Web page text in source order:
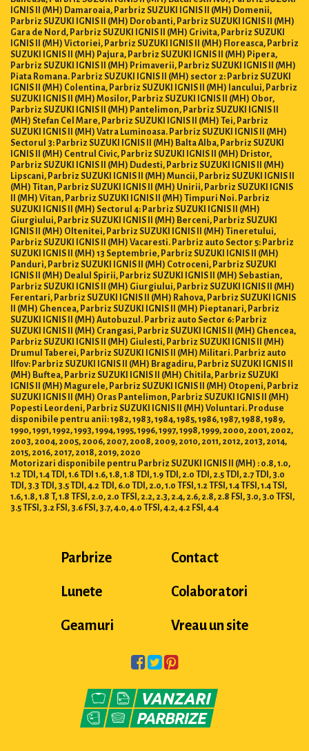
IGNIS II (MH) Damaroaia, Parbriz SUZUKI IGNIS II (MH) Domenii,
Parbriz SUZUKI IGNIS II (MH) Dorobanti, Parbriz SUZUKI IGNIS II (MH)
Gara de Nord, Parbriz SUZUKI IGNIS II (MH) Grivita, Parbriz SUZUKI
IGNIS II (MH) Victoriei, Parbriz SUZUKI IGNIS II (MH) Floreasca, Parbriz
SUZUKI IGNIS II (MH) Pajura, Parbriz SUZUKI IGNIS II (MH) Pipera,
Parbriz SUZUKI IGNIS II (MH) Primaverii, Parbriz SUZUKI IGNIS II (MH)
Piata Romana. Parbriz SUZUKI IGNIS II (MH) sector 2: Parbriz SUZUKI
IGNIS II (MH) Colentina, Parbriz SUZUKI IGNIS II (MH) Iancului, Parbriz
SUZUKI IGNIS II (MH) Mosilor, Parbriz SUZUKI IGNIS II (MH) Obor,
Parbriz SUZUKI IGNIS II (MH) Pantelimon, Parbriz SUZUKI IGNIS II
(MH) Stefan Cel Mare, Parbriz SUZUKI IGNIS II (MH) Tei, Parbriz
SUZUKI IGNIS II (MH) Vatra Luminoasa. Parbriz SUZUKI IGNIS II (MH)
Sectorul 3: Parbriz SUZUKI IGNIS II (MH) Balta Alba, Parbriz SUZUKI
IGNIS II (MH) Centrul Civic, Parbriz SUZUKI IGNIS II (MH) Dristor,
Parbriz SUZUKI IGNIS II (MH) Dudesti, Parbriz SUZUKI IGNIS II (MH)
Lipscani, Parbriz SUZUKI IGNIS II (MH) Muncii, Parbriz SUZUKI IGNIS II
(MH) Titan, Parbriz SUZUKI IGNIS II (MH) Unirii, Parbriz SUZUKI IGNIS
II (MH) Vitan, Parbriz SUZUKI IGNIS II (MH) Timpuri Noi. Parbriz
SUZUKI IGNIS II (MH) Sectorul 4: Parbriz SUZUKI IGNIS II (MH)
Giurgiului, Parbriz SUZUKI IGNIS II (MH) Berceni, Parbriz SUZUKI
IGNIS II (MH) Oltenitei, Parbriz SUZUKI IGNIS II (MH) Tineretului,
Parbriz SUZUKI IGNIS II (MH) Vacaresti. Parbriz auto Sector 5: Parbriz
SUZUKI IGNIS II (MH) 13 Septembrie, Parbriz SUZUKI IGNIS II (MH)
Panduri, Parbriz SUZUKI IGNIS II (MH) Cotroceni, Parbriz SUZUKI
IGNIS II (MH) Dealul Spirii, Parbriz SUZUKI IGNIS II (MH) Sebastian,
Parbriz SUZUKI IGNIS II (MH) Giurgiului, Parbriz SUZUKI IGNIS II (MH)
Ferentari, Parbriz SUZUKI IGNIS II (MH) Rahova, Parbriz SUZUKI IGNIS
II (MH) Ghencea, Parbriz SUZUKI IGNIS II (MH) Pieptanari, Parbriz
SUZUKI IGNIS II (MH) Autobuzul. Parbriz auto Sector 6: Parbriz
SUZUKI IGNIS II (MH) Crangasi, Parbriz SUZUKI IGNIS II (MH) Ghencea,
Parbriz SUZUKI IGNIS II (MH) Giulesti, Parbriz SUZUKI IGNIS II (MH)
Drumul Taberei, Parbriz SUZUKI IGNIS II (MH) Militari. Parbriz auto
Ilfov: Parbriz SUZUKI IGNIS II (MH) Bragadiru, Parbriz SUZUKI IGNIS II
(MH) Buftea, Parbriz SUZUKI IGNIS II (MH) Chitila, Parbriz SUZUKI
IGNIS II (MH) Magurele, Parbriz SUZUKI IGNIS II (MH) Otopeni, Parbriz
SUZUKI IGNIS II (MH) Oras Pantelimon, Parbriz SUZUKI IGNIS II (MH)
Popesti Leordeni, Parbriz SUZUKI IGNIS II (MH) Voluntari. Produse
disponibile pentru anii: 1982, 1983, 1984, 1985, 1986, 1987, 1988, 1989,
1990, 1991, 1992, 1993, 1994, 1995, 1996, 1997, 1998, 1999, 2000, 2001, 2002,
2003, 2004, 2005, 2006, 2007, 2008, 2009, 2010, 2011, 2012, 2013, 2014,
2015, 2016, 2017, 2018, 2019, 2020
Motorizari disponibile pentru Parbriz SUZUKI IGNIS II (MH) : 0.8, 1.0,
1.2 TDI, 1.4 TDI, 1.6 TDI 1.6, 1.8, 1.8 TDI, 1.9 TDI, 2.0 TDI, 2.5 TDI, 2.7 TDI, 3.0
TDI, 3.3 TDI, 3.5 TDI, 4.2 TDI, 6.0 TDI, 2.0, 1.0 TFSI, 1.2 TFSI, 1.4 TFSI, 1.4 TSI,
1.6, 1.8, 1.8 T, 1.8 TFSI, 2.0, 2.0 TFSI, 2.2, 2.3, 2.4, 2.6, 2.8, 2.8 FSI, 3.0, 3.0 TFSI,
3.5 TFSI, 3.2 FSI, 3.6 FSI, 3.7, 4.0, 4.0 TFSI, 4.2, 4.2 FSI, 4.4
Parbrize
Lunete
Geamuri
Contact
Colaboratori
Vreau un site